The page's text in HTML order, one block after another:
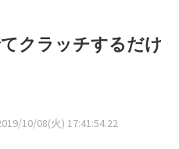
クラッチするだけ
10/08(火) 17:41:54.22